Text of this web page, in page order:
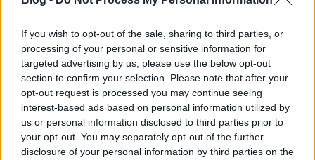
If you wish to opt-out of the sale, sharing to third parties, or
processing of your personal or sensitive information for
targeted advertising by us, please use the below opt-out
section to confirm your selection. Please note that after your
opt-out request is processed you may continue seeing
interest-based ads based on personal information utilized by
us or personal information disclosed to third parties prior to
your opt-out. You may separately opt-out of the further
disclosure of your personal information by third parties on the
Túl vagyunk jó néhányüzleti terv
terv megírásán, és bizony érdekes, ugyanakkor
néha elképesztő dolgokat tapasztaltunk. Amit
bátran ki merünk jelenteni, az az, hogy együzleti
terv ugyanolyan fontosegy évi 3-4 millió forintos
bevételt remélő vállalkozásnak, mint egy nagy értékű
(akár több száz milliós) beruházást tervezőnek,
természetesen az említett két esetben eltérő
mélységű tervre van szükség.